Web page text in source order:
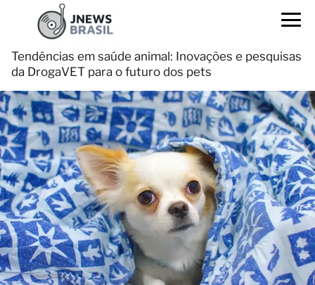
Tendências em saúde animal: Inovações e pesquisas
da DrogaVET para o futuro dos pets